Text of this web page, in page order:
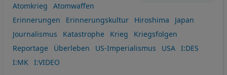
Atomkrieg
Atomwaffen
Erinnerungen
Erinnerungskultur Hiroshima
Japan
Journalismus
Katastrophe Krieg
Kriegsfolgen
Reportage
Überleben US-Imperialismus USA
I:DES
I:MK
I:VIDEO